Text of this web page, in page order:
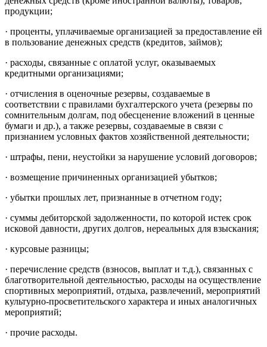
продукции;
· проценты, уплачиваемые организацией за предоставление ей
в пользование денежных средств (кредитов, займов);
· расходы, связанные с оплатой услуг, оказываемых
кредитными организациями;
· отчисления в оценочные резервы, создаваемые в
соответствии с правилами бухгалтерского учета (резервы по
сомнительным долгам, под обесценение вложений в ценные
бумаги и др.), а также резервы, создаваемые в связи с
признанием условных фактов хозяйственной деятельности;
· штрафы, пени, неустойки за нарушение условий договоров;
· возмещение причиненных организацией убытков;
· убытки прошлых лет, признанные в отчетном году;
· суммы дебиторской задолженности, по которой истек срок
исковой давности, других долгов, нереальных для взыскания;
· курсовые разницы;
· перечисление средств (взносов, выплат и т.д.), связанных с
благотворительной деятельностью, расходы на осуществление
спортивных мероприятий, отдыха, развлечений, мероприятий
культурно-просветительского характера и иных аналогичных
мероприятий;
· прочие расходы.